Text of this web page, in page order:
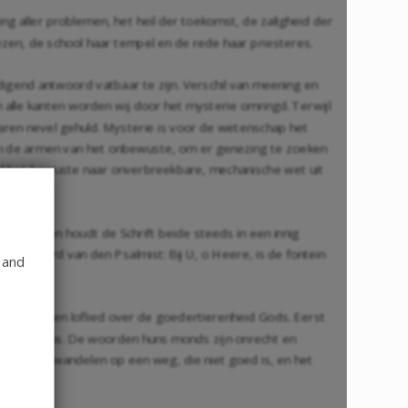
aller problemen, het heil der toekomst, de zaligheid der
de school haar tempel en de rede haar priesteres.
antwoord vatbaar te zijn. Verschil van meening en
kanten worden wij door het mysterie omringd. Terwijl
nevel gehuld. Mysterie is voor de wetenschap het
armen van het onbewuste, om er genezing te zoeken
bewuste naar onverbreekbare, mechanische wet uit
stelt en houdt de Schrift beide steeds in een innig
woord van den Psalmist: Bij U, o Heere, is de fontein
een loflied over de goedertierenheid Gods. Eerst
oogen is. De woorden huns monds zijn onrecht en
zij wandelen op een weg, die niet goed is, en het